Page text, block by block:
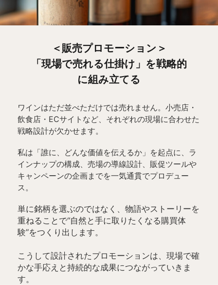
＜販売プロモーション＞
「現場で売れる仕掛け」を戦略的
に組み立てる
ワインはただ並べただけでは売れません。小売店・
飲食店・ECサイトなど、それぞれの現場に合わせた
戦略設計が欠かせます。
私は「誰に、どんな価値を伝えるか」を起点に、ラ
インナップの構成、売場の導線設計、販促ツールや
キャンペーンの企画までを一気通貫でプロデュー
ス。
単に銘柄を選ぶのではなく、物語やストーリーを
重ねることで“自然と手に取りたくなる購買体
験”をつくり出します。
こうして設計されたプロモーションは、現場で確
かな手応えと持続的な成果につながっていきま
す。